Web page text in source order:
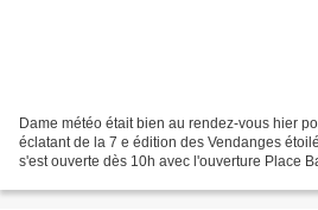
Dame météo était bien au rendez-vous hier
éclatant de la 7 e édition des Vendanges
s'est ouverte dès 10h avec l'ouverture Place